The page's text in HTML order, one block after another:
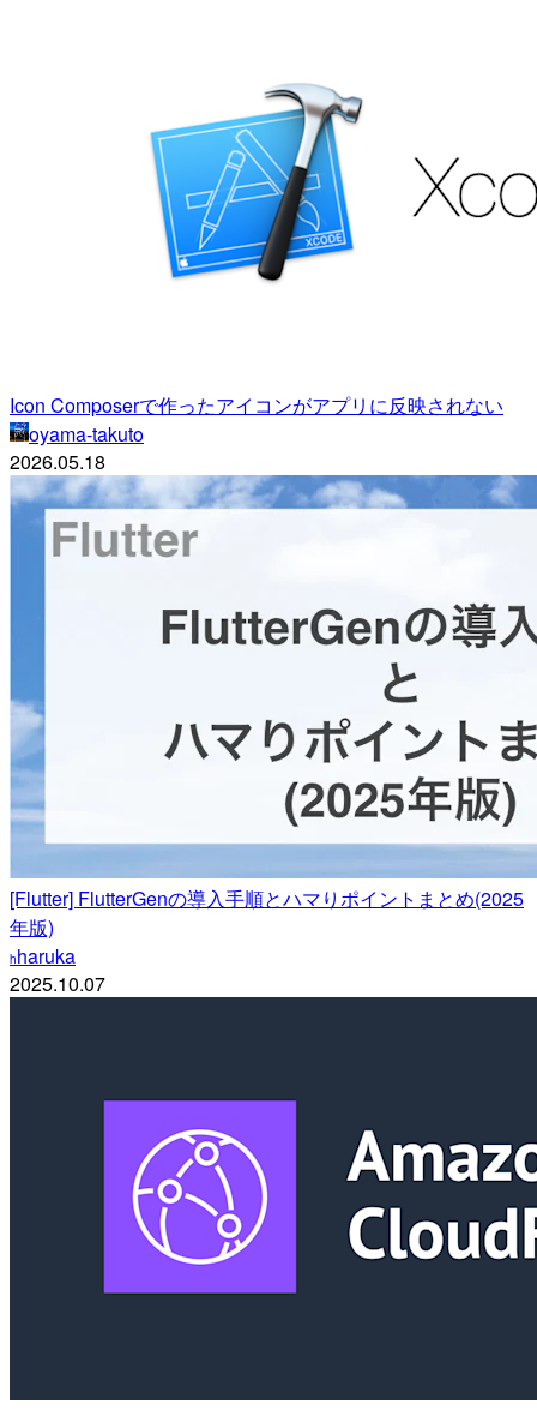
Icon Composerで作ったアイコンがアプリに反映されない
oyama-takuto
2026.05.18
[Flutter] FlutterGenの導入手順とハマりポイントまとめ(2025
年版)
hharuka
2025.10.07